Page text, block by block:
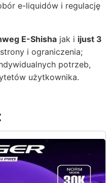
e-liquidów i regulację
E-Shisha jak i ijust 3
i ograniczenia;
potrzeb,
użytkownika.